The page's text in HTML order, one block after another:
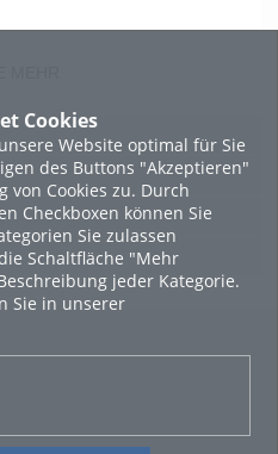
Cookies
Website optimal für Sie
des Buttons "Akzeptieren"
von Cookies zu. Durch
Checkboxen können Sie
Sie zulassen
Schaltfläche "Mehr
jeder Kategorie.
Sie in unserer